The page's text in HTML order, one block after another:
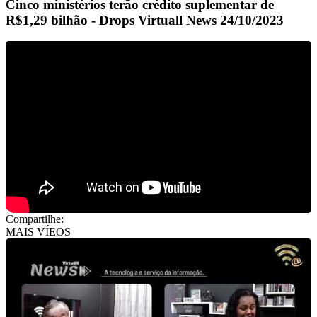
Cinco ministérios terão crédito suplementar de
R$1,29 bilhão - Drops Virtuall News 24/10/2023
Compartilhe:
MAIS VÍEOS